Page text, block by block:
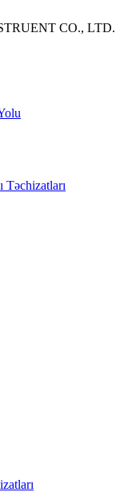
CO., LTD.
Təchizatları